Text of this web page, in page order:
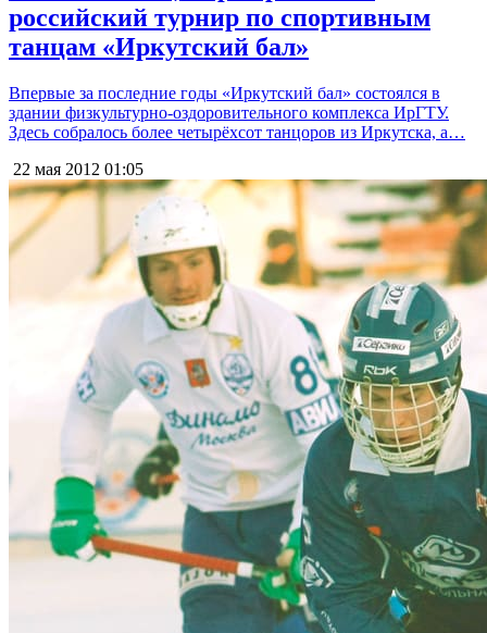
российский турнир по спортивным
танцам «Иркутский бал»
Впервые за последние годы «Иркутский бал» состоялся в
здании физкультурно-оздоровительного комплекса ИрГТУ.
Здесь собралось более четырёхсот танцоров из Иркутска, а…
22 мая 2012 01:05